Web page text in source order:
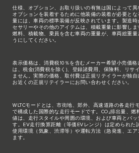
仕様、オプション、お取り扱いの有無は国によって異
オプションを装着するために他装備の装着が必要と
量には、車両の標準装備が反映されています。製造時
セサリーやその他のアイテムは、積載重量に影響しま
燃料、積載物、乗員を含む車両の重量が、車両総重量
うにしてください。
表示価格は、消費税10％を含むメーカー希望小売価
は、税金(消費税を除く)、登録諸費用、保険料、リサ
ません。実際の価格、取付費は正規リテイラーが独自
お近くの正規リテイラーにお問い合わせください。
WLTCモードとは、市街地、郊外、高速道路の各走行
で構成した国際的な走行モードです。CO₂排出量、燃
値は、走行スタイルや周囲の環境、および車両とバッ
す。EV走行換算距離（等価EVレンジ）は定められた
使用環境（気象、渋滞等）や運転方法（急発進、エア
ます。